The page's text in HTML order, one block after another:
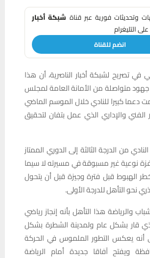
وتحديثات فورية عبر قناة شبكة أخبار
على التليغرام
انضم للقناة
في تصريح لشبكة أخبار الناصرية، أن هذا
جهود متواصلة من الأمانة العامة لمجلس
دعما كبيرا للنادي خلال الموسم الماضي
الفني والإداري الذي عمل بتفان لتحقيق
من الدرجة الثالثة إلى الدوري الممتاز
نوعية غير مسبوقة في مسيرته لا سيما
الهبوط قبل فترة وجيزة قبل أن يتحول
نحو التأهل للدرجة الأولى.
والرياضة هذا التأهل بأنه إنجاز رياضي
قار بشكل عام ولمدينة الشطرة بشكل
أنه يعكس التطور الملموس في الحركة
ويفتح آفاقا جديدة أمام الرياضة